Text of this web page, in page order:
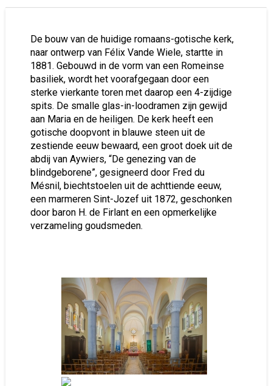
De bouw van de huidige romaans-gotische kerk,
naar ontwerp van Félix Vande Wiele, startte in
1881. Gebouwd in de vorm van een Romeinse
basiliek, wordt het voorafgegaan door een
sterke vierkante toren met daarop een 4-zijdige
spits. De smalle glas-in-loodramen zijn gewijd
aan Maria en de heiligen. De kerk heeft een
gotische doopvont in blauwe steen uit de
zestiende eeuw bewaard, een groot doek uit de
abdij van Aywiers, “De genezing van de
blindgeborene”, gesigneerd door Fred du
Mésnil, biechtstoelen uit de achttiende eeuw,
een marmeren Sint-Jozef uit 1872, geschonken
door baron H. de Firlant en een opmerkelijke
verzameling goudsmeden.